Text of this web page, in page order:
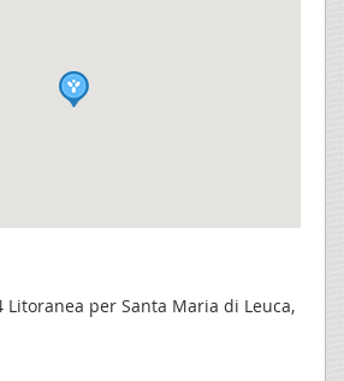
Litoranea per Santa Maria di Leuca,